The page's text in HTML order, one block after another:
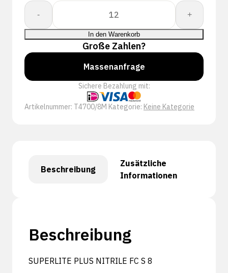
-
SUPERLITE
PLUS
NITRILE
FC
S
+
In den Warenkorb
Große Zahlen?
Massenanfrage
Sichere Bezahlung mit:
Artikelnummer: T4700/8M Kategorie: Keine Kategorie
Beschreibung
Zusätzliche
Informationen
Beschreibung
SUPERLITE PLUS NITRILE FC S 8